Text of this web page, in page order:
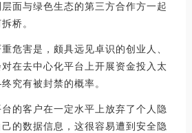
面与绿色生态的第三方合作方一起
桥。
危害是，颇具远见卓识的创业人、
在去中心化平台上开展资金投入太
究有被封禁的概率。
的客户在一定水平上放弃了个人隐
的数据信息，这很容易遭到安全隐